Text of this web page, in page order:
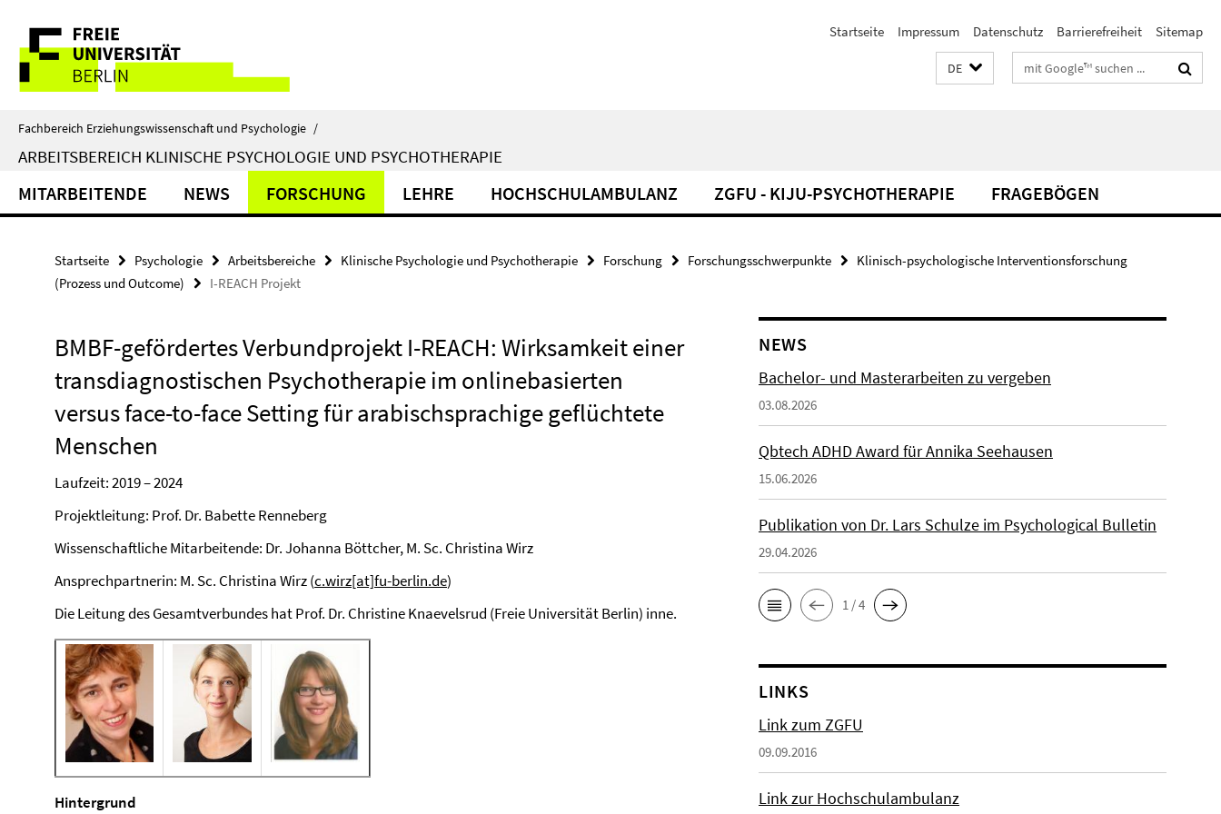
direkt
Inhalt
Service-
Navigation
Startseite Impressum Datenschutz Barrierefreiheit Sitemap
DE Suchbegriffe
Fachbereich Erziehungswissenschaft und Psychologie /
ARBEITSBEREICH KLINISCHE PSYCHOLOGIE UND PSYCHOTHERAPIE
MITARBEITENDE NEWS FORSCHUNG LEHRE HOCHSCHULAMBULANZ ZGFU - KIJU-PSYCHOTHERAPIE FRAGEBÖGEN
Startseite Psychologie Arbeitsbereiche Klinische Psychologie und Psychotherapie Forschung Forschungsschwerpunkte
Klinisch-psychologische Interventionsforschung
(Prozess und Outcome)
I-REACH Projekt
BMBF-gefördertes Verbundprojekt I-REACH: Wirksamkeit einer
transdiagnostischen Psychotherapie im onlinebasierten
versus face-to-face Setting für arabischsprachige geflüchtete
Menschen
Laufzeit: 2019 – 2024
Projektleitung: Prof. Dr. Babette Renneberg
Wissenschaftliche Mitarbeitende: Dr. Johanna Böttcher, M. Sc. Christina Wirz
Ansprechpartnerin: M. Sc. Christina Wirz (c.wirz[at]fu-berlin.de)
Die Leitung des Gesamtverbundes hat Prof. Dr. Christine Knaevelsrud (Freie Universität Berlin) inne.
Hintergrund
NEWS
Bachelor- und Masterarbeiten zu vergeben
03.08.2026
Qbtech ADHD Award für Annika Seehausen
15.06.2026
Publikation von Dr. Lars Schulze im Psychological Bulletin
29.04.2026
1 / 4
LINKS
Link zum ZGFU
09.09.2016
Link zur Hochschulambulanz